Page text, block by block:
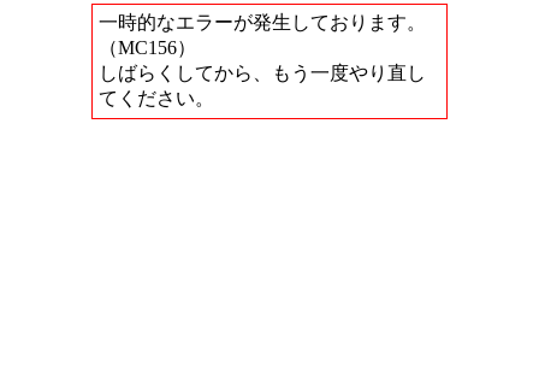
一時的なエラーが発生しております。
（MC156）
しばらくしてから、もう一度やり直し
てください。